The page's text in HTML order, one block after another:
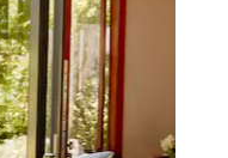
et en faisant glisser.